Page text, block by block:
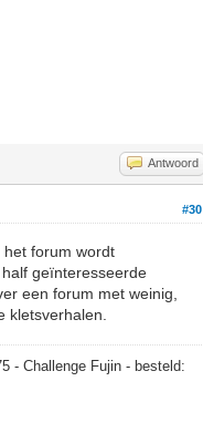
Antwoord
#30
het forum wordt
geïnteresseerde
een forum met weinig,
- Challenge Fujin - besteld: